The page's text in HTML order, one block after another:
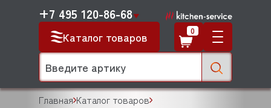
Каталог товаров
+7 495 120-86-68
0
Главная Каталог товаров